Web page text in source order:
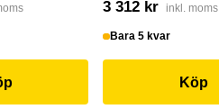
3 312 kr inkl. moms
Bara 5 kvar
Köp